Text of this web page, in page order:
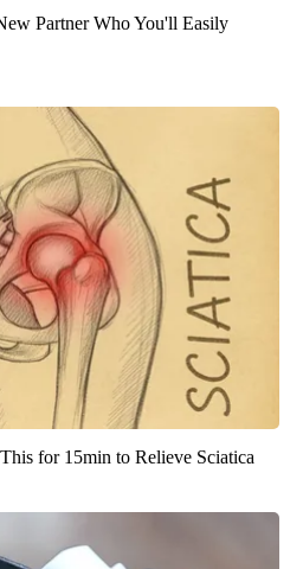
Partner Who You'll Easily
for 15min to Relieve Sciatica